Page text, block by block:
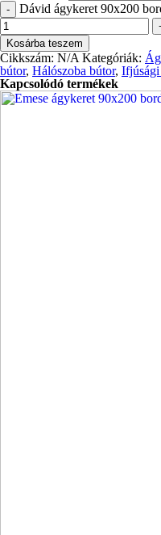
- Dávid ágykeret 90x200
Kosárba teszem
Cikkszám: N/A Kategóriák:
bútor, Hálószoba bútor,
Kapcsolódó termékek